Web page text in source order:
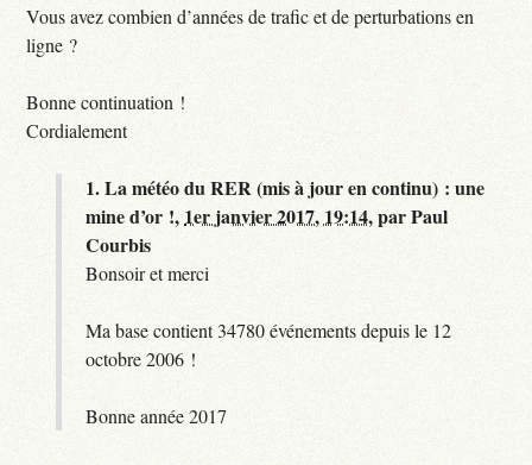
Vous avez combien d’années de trafic et de perturbations en
ligne ?
Bonne continuation !
Cordialement
1.La météo du RER (mis à jour en continu) : une
mine d’or !, 1er janvier 2017, 19:14,parPaul
Courbis
Bonsoir et merci
Ma base contient 34780 événements depuis le 12
octobre 2006 !
Bonne année 2017